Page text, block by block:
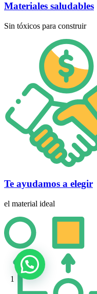
Materiales saludables
Sin tóxicos para construir
Te ayudamos a elegir
el material ideal
1